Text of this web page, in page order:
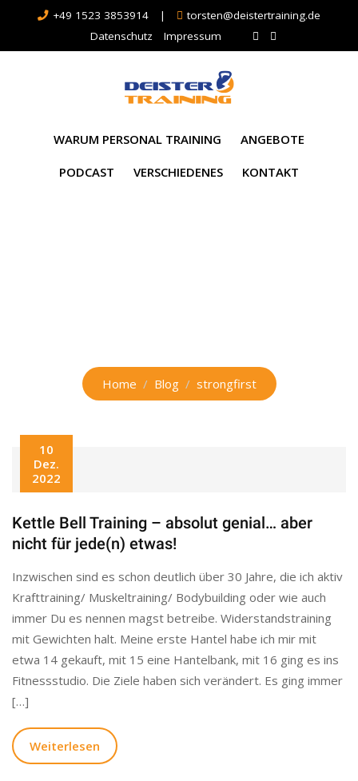
+49 1523 3853914 |
torsten@deistertraining.de
Datenschutz
Impressum
WARUM PERSONAL TRAINING ANGEBOTE
PODCAST VERSCHIEDENES KONTAKT
Home Blog strongfirst
10
Dez.
2022
Kettle Bell Training – absolut genial… aber
nicht für jede(n) etwas!
Inzwischen sind es schon deutlich über 30 Jahre, die ich aktiv
Krafttraining/ Muskeltraining/ Bodybuilding oder wie auch
immer Du es nennen magst betreibe. Widerstandstraining
mit Gewichten halt. Meine erste Hantel habe ich mir mit
etwa 14 gekauft, mit 15 eine Hantelbank, mit 16 ging es ins
Fitnessstudio. Die Ziele haben sich verändert. Es ging immer
[…]
Weiterlesen